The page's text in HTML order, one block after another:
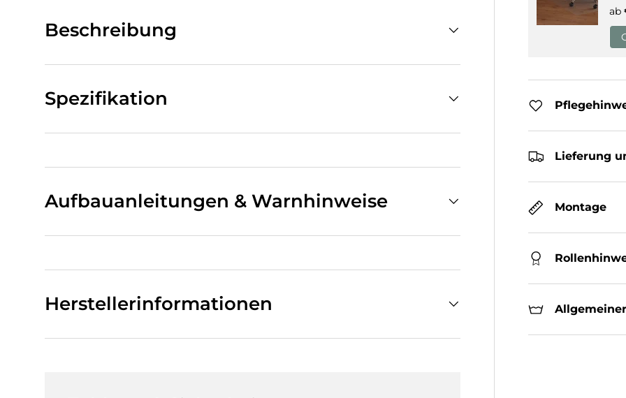
ab
Lieferung
Montage
Beschreibung
Spezifikation
Aufbauanleitungen & Warnhinweise
Herstellerinformationen